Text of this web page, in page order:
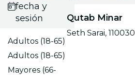
fecha y
sesión
Adultos (18-65)
Adultos (18-65)
Mayores (66-
Qutab Minar
Seth Sarai, 110030